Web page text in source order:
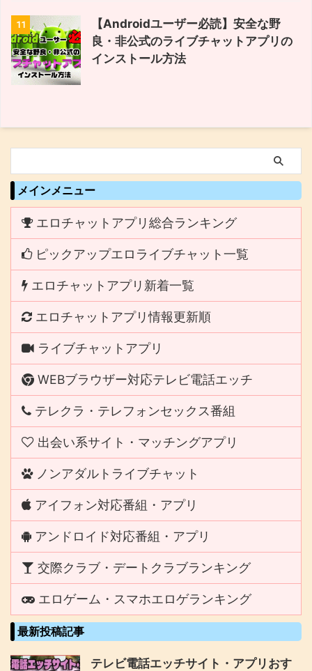
11
【Androidユーザー必読】安全な野
良・非公式のライブチャットアプリの
インストール方法
メインメニュー
エロチャットアプリ総合ランキング
ピックアップエロライブチャット一覧
エロチャットアプリ新着一覧
エロチャットアプリ情報更新順
ライブチャットアプリ
WEBブラウザー対応テレビ電話エッチ
テレクラ・テレフォンセックス番組
出会い系サイト・マッチングアプリ
ノンアダルトライブチャット
アイフォン対応番組・アプリ
アンドロイド対応番組・アプリ
交際クラブ・デートクラブランキング
エロゲーム・スマホエロゲランキング
最新投稿記事
テレビ電話エッチサイト・アプリおす